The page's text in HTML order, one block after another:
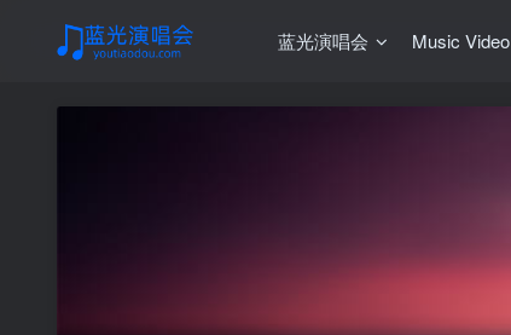
蓝光演唱会 Music Video